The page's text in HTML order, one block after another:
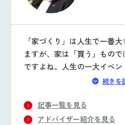
「家づくり」は人生で一番
ますが、家は「買う」もの
ですよね。人生の一大イベ
しくありません！私自身の
ら一緒に解決していきましょ
続きを
記事一覧を見る
アドバイザー紹介を見る